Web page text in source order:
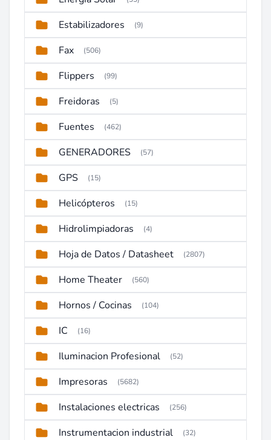
Estabilizadores (9)
Fax (506)
Flippers (99)
Freidoras (5)
Fuentes (462)
GENERADORES (57)
GPS (15)
Helicópteros (15)
Hidrolimpiadoras (4)
Hoja de Datos / Datasheet (2807)
Home Theater (560)
Hornos / Cocinas (104)
IC (16)
Iluminacion Profesional (52)
Impresoras (5682)
Instalaciones electricas (256)
Instrumentacion industrial (32)